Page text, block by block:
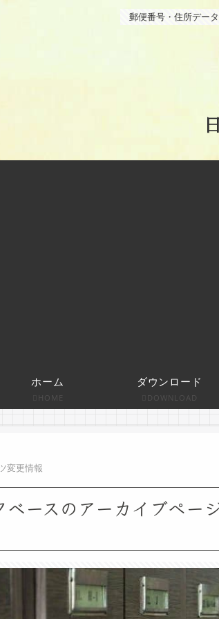
郵便番号・住所デー
ホーム
HOME
ダウンロード
DOWNLOAD
変更情報
ベースのアーカイブペー